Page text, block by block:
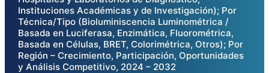
Instituciones Académicas y de Investigación); Por
Técnica/Tipo (Bioluminiscencia Luminométrica /
Basada en Luciferasa, Enzimática, Fluorométrica,
Basada en Células, BRET, Colorimétrica, Otros); Por
Región – Crecimiento, Participación, Oportunidades
y Análisis Competitivo, 2024 – 2032